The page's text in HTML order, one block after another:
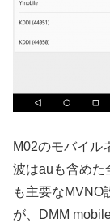
M02のモバイル
波はauも含めた
も主要なMVNO
が、DMM